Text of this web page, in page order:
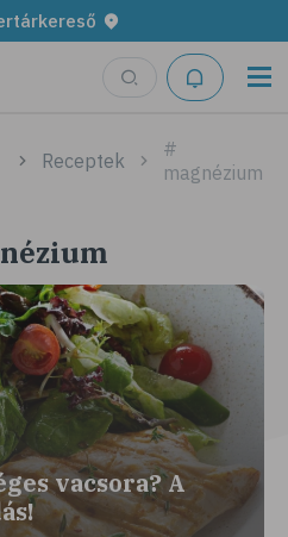
Receptek
#
magnézium
vacsora? A